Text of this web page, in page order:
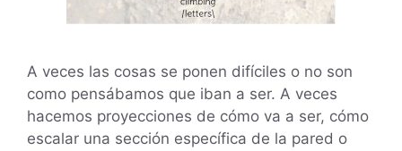
A veces las cosas se ponen difíciles o no son
como pensábamos que iban a ser. A veces
hacemos proyecciones de cómo va a ser, cómo
escalar una sección específica de la pared o